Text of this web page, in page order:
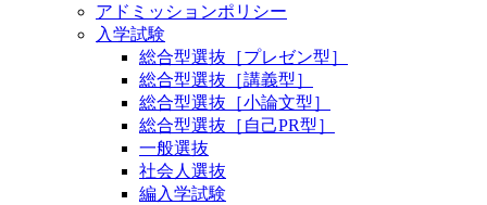
アドミッションポリシー
入学試験
総合型選抜［プレゼン型］
総合型選抜［講義型］
総合型選抜［小論文型］
総合型選抜［自己PR型］
一般選抜
社会人選抜
編入学試験